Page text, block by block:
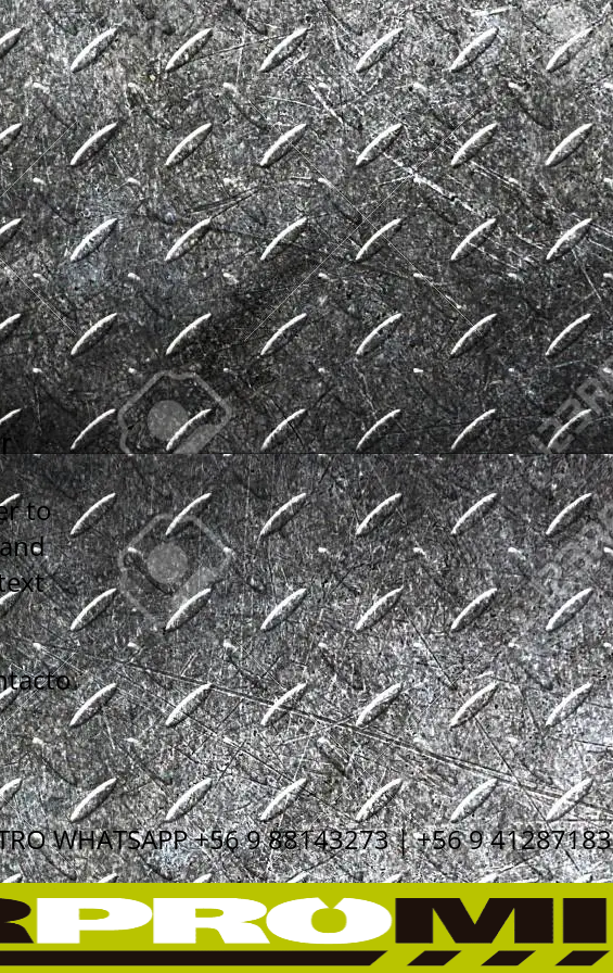
to
WHATSAPP +56 9 88143273 | +56 9 41287183